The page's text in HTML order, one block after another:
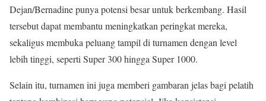
Dejan/Bernadine punya potensi besar untuk berkembang. Hasil
tersebut dapat membantu meningkatkan peringkat mereka,
sekaligus membuka peluang tampil di turnamen dengan level
lebih tinggi, seperti Super 300 hingga Super 1000.
Selain itu, turnamen ini juga memberi gambaran jelas bagi pelatih